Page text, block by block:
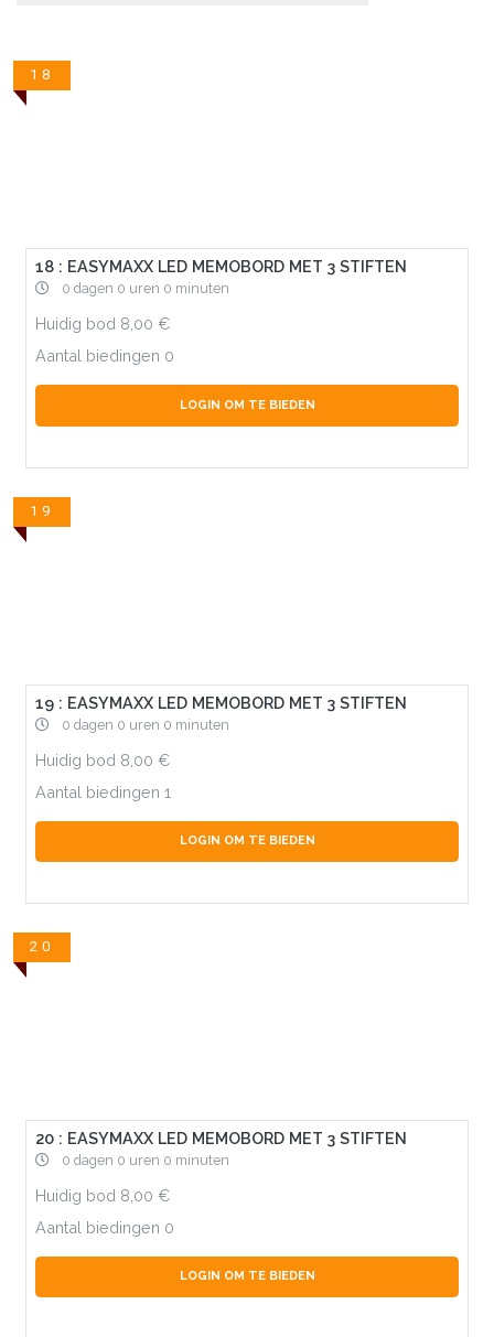
18
18 : EASYMAXX LED MEMOBORD MET 3 STIFTEN
0 dagen 0 uren 0 minuten
Huidig bod 8,00
Aantal biedingen 0
LOGIN OM TE BIEDEN
19
19 : EASYMAXX LED MEMOBORD MET 3 STIFTEN
0 dagen 0 uren 0 minuten
Huidig bod 8,00
Aantal biedingen 1
LOGIN OM TE BIEDEN
20
20 : EASYMAXX LED MEMOBORD MET 3 STIFTEN
0 dagen 0 uren 0 minuten
Huidig bod 8,00
Aantal biedingen 0
LOGIN OM TE BIEDEN